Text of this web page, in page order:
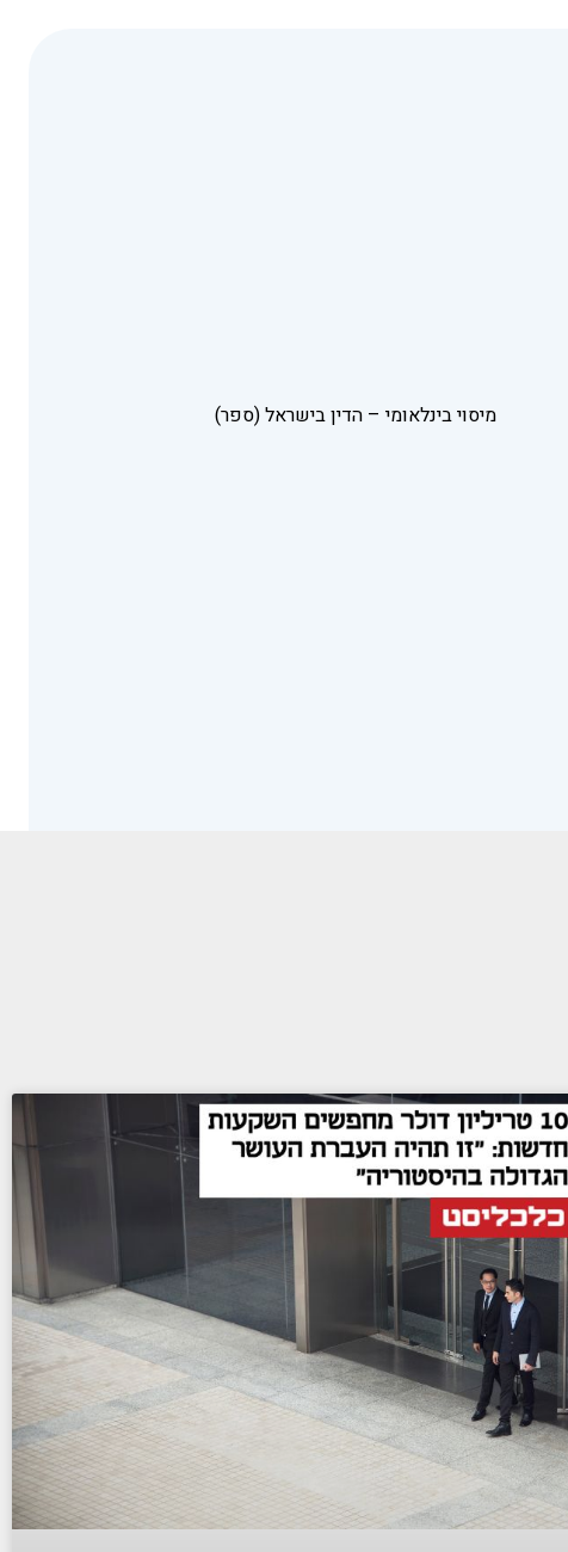
מיסוי בינלאומי – הדין בישראל (ספר)